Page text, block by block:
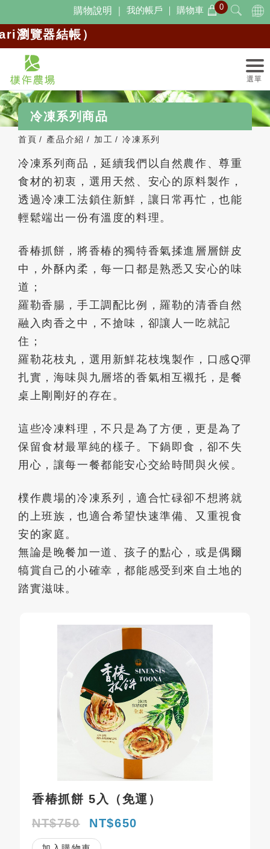
購物說明 ｜ 我的帳戶 ｜ 購物車 0
覽器結帳）
冷凍系列商品
首頁 產品介紹 加工 冷凍系列
冷凍系列商品，延續我們以自然農作、尊重
食材的初衷，選用天然、安心的原料製作，
透過冷凍工法鎖住新鮮，讓日常再忙，也能
輕鬆端出一份有溫度的料理。
香椿抓餅，將香椿的獨特香氣揉進層層餅皮
中，外酥內柔，每一口都是熟悉又安心的味
道；
羅勒香腸，手工調配比例，羅勒的清香自然
融入肉香之中，不搶味，卻讓人一吃就記
住；
羅勒花枝丸，選用新鮮花枝塊製作，口感Q彈
扎實，海味與九層塔的香氣相互襯托，是餐
桌上剛剛好的存在。
這些冷凍料理，不只是為了方便，更是為了
保留食材最單純的樣子。下鍋即食，卻不失
用心，讓每一餐都能安心交給時間與火候。
樸作農場的冷凍系列，適合忙碌卻不想將就
的上班族，也適合希望快速準備、又重視食
安的家庭。
無論是晚餐加一道、孩子的點心，或是偶爾
犒賞自己的小確幸，都能感受到來自土地的
踏實滋味。
香椿抓餅 5入（免運）
NT$750
NT$650
Cookie管理面板